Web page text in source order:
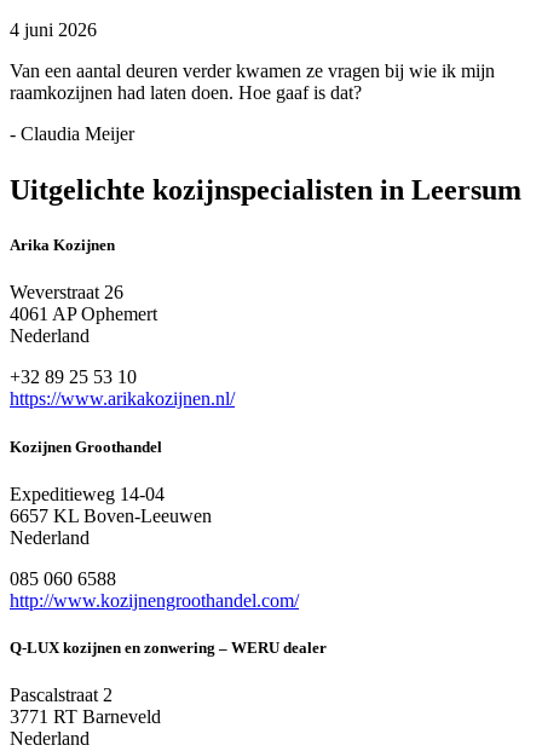
4 juni 2026
Van een aantal deuren verder kwamen ze vragen bij wie ik mijn
raamkozijnen had laten doen. Hoe gaaf is dat?
- Claudia Meijer
Uitgelichte kozijnspecialisten in Leersum
Arika Kozijnen
Weverstraat 26
4061 AP Ophemert
Nederland
+32 89 25 53 10
https://www.arikakozijnen.nl/
Kozijnen Groothandel
Expeditieweg 14-04
6657 KL Boven-Leeuwen
Nederland
085 060 6588
http://www.kozijnengroothandel.com/
Q-LUX kozijnen en zonwering – WERU dealer
Pascalstraat 2
3771 RT Barneveld
Nederland